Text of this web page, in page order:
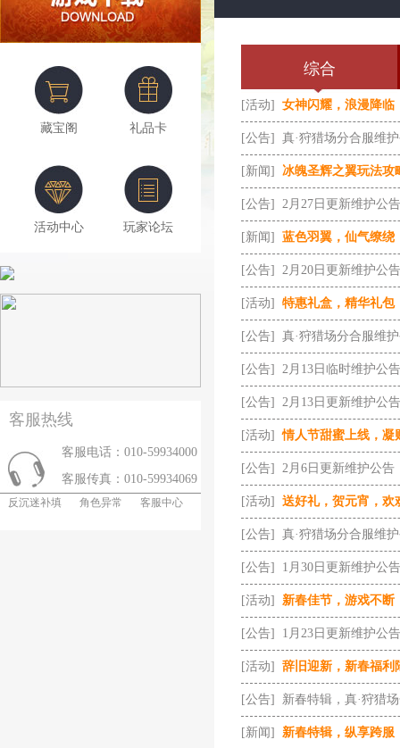
藏宝阁 礼品卡
活动中心 玩家论坛
客服热线
客服电话：010-59934000
客服传真：010-59934069
反沉迷补填 角色异常 客服中心
综合
[活动] 女神闪耀，浪漫降临
[公告] 真·狩猎场分合服维
[新闻] 冰魄圣辉之翼玩法攻
[公告] 2月27日更新维护公告
[新闻] 蓝色羽翼，仙气缭绕
[公告] 2月20日更新维护公告
[活动] 特惠礼盒，精华礼包
[公告] 真·狩猎场分合服维
[公告] 2月13日临时维护公告
[公告] 2月13日更新维护公告
[活动]情人节甜蜜上线，凝
[公告] 2月6日更新维护公告
[活动] 送好礼，贺元宵，欢
[公告] 真·狩猎场分合服维
[公告] 1月30日更新维护公告
[活动] 新春佳节，游戏不断
[公告] 1月23日更新维护公告
[活动] 辞旧迎新，新春福利
[公告] 新春特辑，真·狩猎
[新闻] 新春特辑，纵享跨服